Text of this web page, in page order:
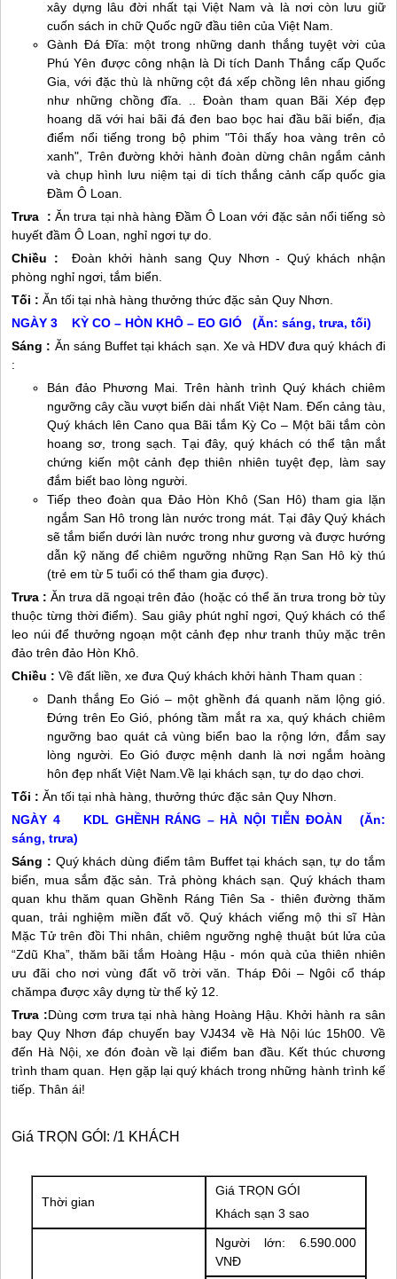
xây dựng lâu đời nhất tại Việt Nam và là nơi còn lưu giữ
cuốn sách in chữ Quốc ngữ đầu tiên của Việt Nam.
Gành Đá Đĩa: một trong những danh thắng tuyệt vời của
Phú Yên được công nhận là Di tích Danh Thắng cấp Quốc
Gia, với đặc thù là những cột đá xếp chồng lên nhau giống
như những chồng đĩa. .. Đoàn tham quan Bãi Xép đẹp
hoang dã với hai bãi đá đen bao bọc hai đầu bãi biển, địa
điểm nổi tiếng trong bộ phim "Tôi thấy hoa vàng trên cỏ
xanh", Trên đường khởi hành đoàn dừng chân ngắm cảnh
và chụp hình lưu niệm tại di tích thắng cảnh cấp quốc gia
Đầm Ô Loan.
Trưa :Ăn trưa tại nhà hàng Đầm Ô Loan với đặc sản nổi tiếng sò
huyết đầm Ô Loan, nghỉ ngơi tự do.
Chiều : Đoàn khởi hành sangQuy Nhơn - Quý khách nhận
phòng nghỉ ngơi, tắm biển.
Tối : Ăn tối tại nhà hàng thưởng thức đặc sảnQuy Nhơn
NGÀY 3 KỲ CO – HÒN KHÔ – EO GIÓ (Ăn: sáng, trưa, tối)
Sáng : Ăn sáng Buffet tại khách sạn. Xe và HDV đưa quý khách đi
:
Bán đảo Phương Mai. Trên hành trình Quý khách chiêm
ngưỡng cây cầu vượt biển dài nhất Việt Nam. Đến cảng tàu,
Quý khách lên Cano qua Bãi tắm Kỳ Co – Một bãi tắm còn
hoang sơ, trong sạch. Tại đây, quý khách có thể tận mắt
chứng kiến một cảnh đẹp thiên nhiên tuyệt đẹp, làm say
đắm biết bao lòng người.
Tiếp theo đoàn qua Đảo Hòn Khô (San Hô) tham gia lặn
ngắm San Hô trong làn nước trong mát. Tại đây Quý khách
sẽ tắm biển dưới làn nước trong như gương và được hướng
dẫn kỹ năng để chiêm ngưỡng những Rạn San Hô kỳ thú
(trẻ em từ 5 tuổi có thể tham gia được).
Trưa :Ăn trưa dã ngoại trên đảo (hoặc có thể ăn trưa trong bờ tùy
thuộc từng thời điểm). Sau giây phút nghỉ ngơi, Quý khách có thể
leo núi để thưởng ngoạn một cảnh đẹp như tranh thủy mặc trên
đảo trên đảo Hòn Khô.
Chiều : Về đất liền, xe đưa Quý khách khởi hành Tham quan :
Danh thắng Eo Gió – một ghềnh đá quanh năm lộng gió.
Đứng trên Eo Gió, phóng tầm mắt ra xa, quý khách chiêm
ngưỡng bao quát cả vùng biển bao la rộng lớn, đắm say
lòng người. Eo Gió được mệnh danh là nơi ngắm hoàng
hôn đẹp nhất Việt Nam.Về lại khách sạn, tự do dạo chơi.
Tối :Ăn tối tại nhà hàng, thưởng thức đặc sảnQuy Nhơn
NGÀY 4 KDL GHỀNH RÁNG – HÀ NỘI TIỄN ĐOÀN (Ăn:
sáng, trưa)
Sáng : Quý khách dùng điểm tâm Buffet tại khách sạn, tự do tắm
biển, mua sắm đặc sản. Trả phòng khách sạn. Quý khách tham
quan khu thăm quan Ghềnh Ráng Tiên Sa - thiên đường thăm
quan, trải nghiệm miền đất võ. Quý khách viếng mộ thi sĩ Hàn
Mặc Tử trên đồi Thi nhân, chiêm ngưỡng nghệ thuật bút lửa của
“Zdũ Kha”, thăm bãi tắm Hoàng Hậu - món quà của thiên nhiên
ưu đãi cho nơi vùng đất võ trời văn. Tháp Đôi – Ngôi cổ tháp
chămpa được xây dựng từ thế kỷ 12.
Trưa :Dùng cơm trưa tại nhà hàng Hoàng Hậu. Khởi hành ra sân
bayQuy Nhơn đáp chuyến bay VJ434 về Hà Nội lúc 15h00. Về
đến Hà Nội, xe đón đoàn về lại điểm ban đầu. Kết thúc chương
trình tham quan. Hẹn gặp lại quý khách trong những hành trình kế
tiếp. Thân ái!
Giá TRỌN GÓI: /1 KHÁCH
Thời gian
Giá TRỌN GÓI
Khách sạn 3 sao
Người lớn: 6.590.000
VNĐ